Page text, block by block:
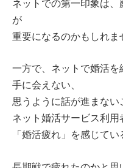
が
重要になるのかもしれま
一方で、ネットで婚活
手に会えない、
思うように話が進まない
ネット婚活サービス利
「婚活疲れ」を感じて